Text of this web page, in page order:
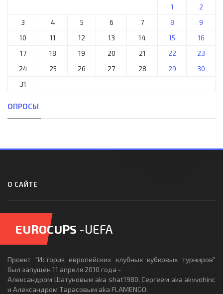
1
2
3
4 5 6 7 8
9
10
11 12 13 14 15
16
17
18 19 20 21 22
23
24
25 26 27 28 29
30
31
ОПРОСЫ
О САЙТЕ
EUROCUPS -UEFA
Проект "История европейских клубных кубковых турниров"
был запущен 11 апреля 2010 года -
Александром Шатуновым aka shat1980, Сергеем aka akvvohinc
и Александром Тарасовым aka FLAMENGO.